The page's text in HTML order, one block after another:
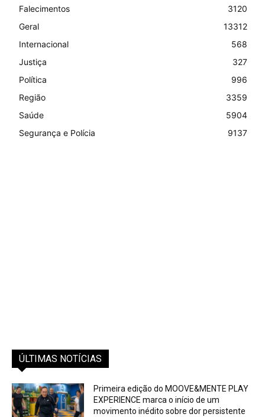
Falecimentos
3120
Geral
13312
Internacional
568
Justiça
327
Política
996
Região
3359
Saúde
5904
Segurança e Polícia
9137
ÚLTIMAS NOTÍCIAS
Primeira edição do MOOVE&MENTE PLAY
EXPERIENCE marca o início de um
movimento inédito sobre dor persistente